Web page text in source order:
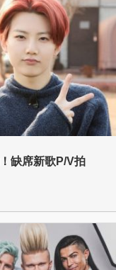
缺席新歌P/V拍